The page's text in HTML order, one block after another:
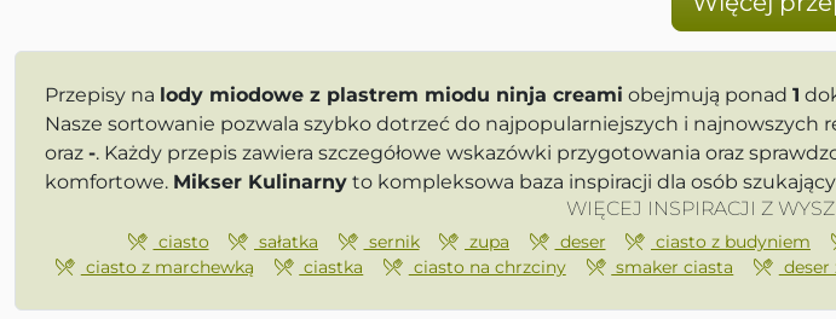
Przepisy na lody miodowe z plastrem miodu ninja creami obejmują ponad 1
Nasze sortowanie pozwala szybko dotrzeć do najpopularniejszych i najnowszych
oraz -. Każdy przepis zawiera szczegółowe wskazówki przygotowania oraz
komfortowe. Mikser Kulinarny to kompleksowa baza inspiracji dla osób
WIĘCEJ INSPIRACJI Z
ciasto sałatka sernik zupa deser ciasto z budyniem
ciasto z marchewką
ciastka ciasto na chrzciny smaker ciasta deser